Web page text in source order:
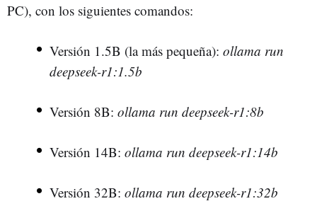
PC), con los siguientes comandos:
Versión 1.5B (la más pequeña): ollama run
deepseek-r1:1.5b
Versión 8B: ollama run deepseek-r1:8b
Versión 14B: ollama run deepseek-r1:14b
Versión 32B: ollama run deepseek-r1:32b